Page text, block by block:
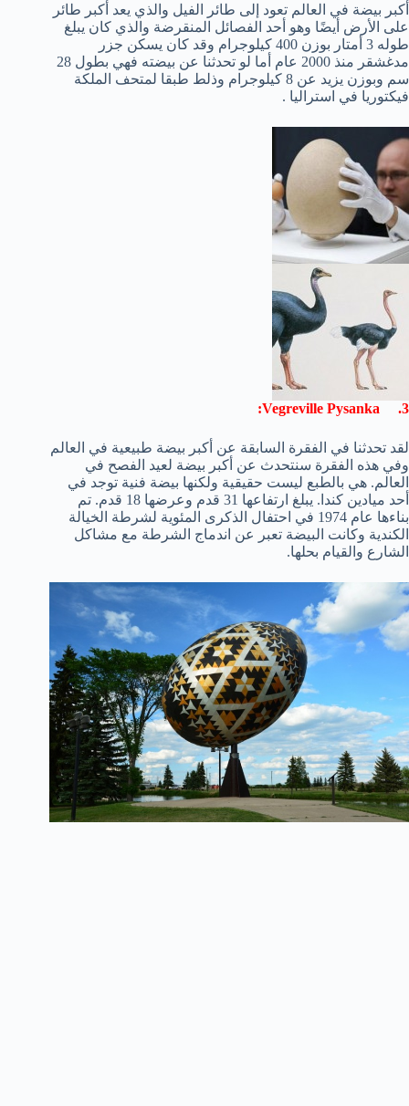
أكبر بيضة في العالم تعود إلى طائر الفيل والذي يعد أكبر طائر
على الأرض أيضًا وهو أحد الفصائل المنقرضة والذي كان يبلغ
طوله 3 أمتار بوزن 400 كيلوجرام وقد كان يسكن جزر
مدغشقر منذ 2000 عام أما لو تحدثنا عن بيضته فهي بطول 28
سم وبوزن يزيد عن 8 كيلوجرام وذلط طبقا لمتحف الملكة
فيكتوريا في استراليا .
3. Vegreville Pysanka:
لقد تحدثنا في الفقرة السابقة عن أكبر بيضة طبيعية في العالم
وفي هذه الفقرة سنتحدث عن أكبر بيضة لعيد الفصح في
العالم. هي بالطبع ليست حقيقية ولكنها بيضة فنية توجد في
أحد ميادين كندا. يبلغ ارتفاعها 31 قدم وعرضها 18 قدم. تم
بناءها عام 1974 في احتفال الذكرى المئوية لشرطة الخيالة
الكندية وكانت البيضة تعبر عن اندماج الشرطة مع مشاكل
الشارع والقيام بحلها.